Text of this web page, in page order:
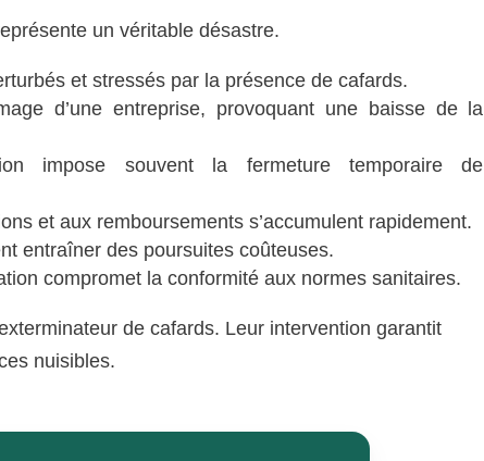
un véritable désastre.
et stressés par la présence de cafards.
d’une entreprise, provoquant une baisse de la
impose souvent la fermeture temporaire de
et aux remboursements s’accumulent rapidement.
entraîner des poursuites coûteuses.
compromet la conformité aux normes sanitaires.
de cafards. Leur intervention garantit
nuisibles.